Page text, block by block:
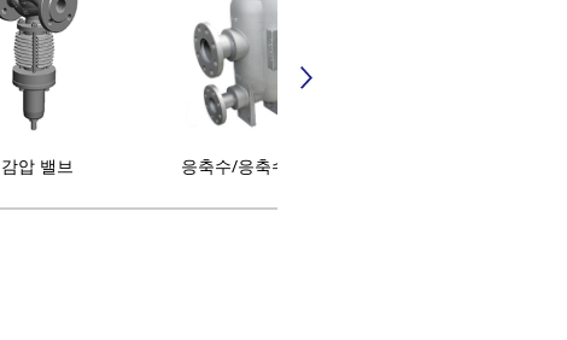
감압 밸브 응축수/응축수 회수 장치